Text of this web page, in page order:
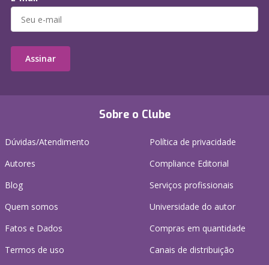
Sobre o Clube
Dúvidas/Atendimento
Autores
Blog
Quem somos
Fatos e Dados
Termos de uso
Política de privacidade
Compliance Editorial
Serviços profissionais
Universidade do autor
Compras em quantidade
Canais de distribuição
Assinar